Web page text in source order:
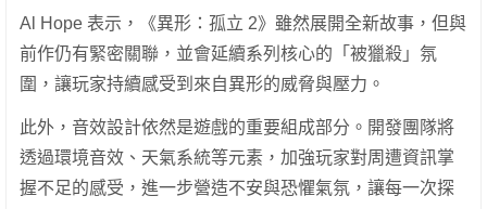
Al Hope 表示，《異形：孤立 2》雖然展開全新故事，但與
前作仍有緊密關聯，並會延續系列核心的「被獵殺」氛
圍，讓玩家持續感受到來自異形的威脅與壓力。
此外，音效設計依然是遊戲的重要組成部分。開發團隊將
透過環境音效、天氣系統等元素，加強玩家對周遭資訊掌
握不足的感受，進一步營造不安與恐懼氣氛，讓每一次探